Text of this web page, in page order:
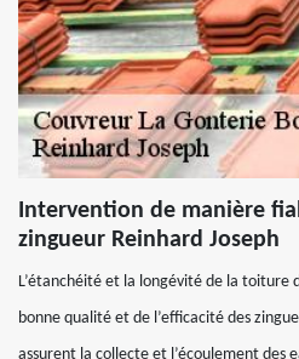
Intervention de manière
zingueur Reinhard Joseph
L’étanchéité et la longévité de la toiture
bonne qualité et de l’efficacité des
assurent la collecte et l’écoulement des